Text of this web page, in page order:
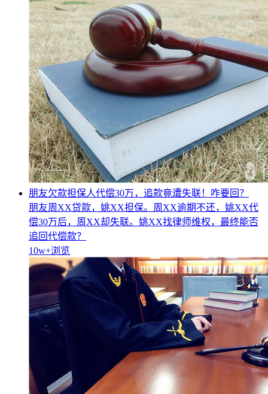
朋友欠款担保人代偿30万，追款竟遭失联！咋要回？
朋友周XX贷款，姚XX担保。周XX逾期不还，姚XX代
偿30万后，周XX却失联。姚XX找律师维权，最终能否
追回代偿款？
10w+浏览